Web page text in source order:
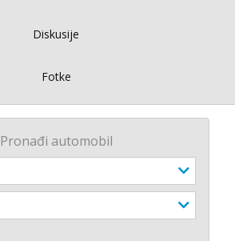
Diskusije
Fotke
Pronađi automobil